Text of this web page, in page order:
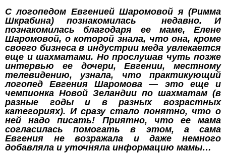
С логопедом Евгенией Шаромовой я (Римма
Шкрабина) познакомилась недавно. И
познакомилась благодаря ее маме, Елене
Шаромовой, о которой знала, что она, кроме
своего бизнеса в индустрии меда увлекается
еще и шахматами. Но прослушав чуть позже
интервью ее дочери, Евгении, местному
телевидению, узнала, что практикующий
логопед Евгения Шаромова — это еще и
чемпионка Новой Зеландии по шахматам (в
разные годы и в разных возрастных
категориях). И сразу стало понятно, что о
ней надо писать! Приятно, что ее мама
согласилась помогать в этом, а сама
Евгения не возражала и даже немного
добавляла и уточняла информацию мамы…